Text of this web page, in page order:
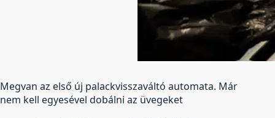
Megvan az első új palackvisszaváltó automata. Már
nem kell egyesével dobálni az üvegeket